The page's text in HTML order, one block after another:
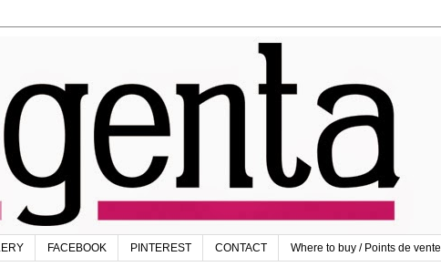
FACEBOOK PINTEREST CONTACT Where to buy / Points de vente